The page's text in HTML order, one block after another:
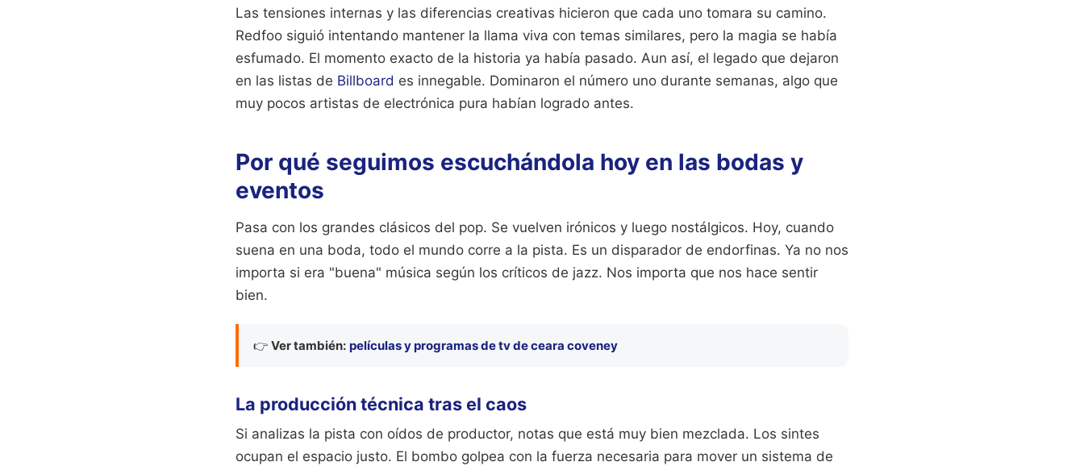
Las tensiones internas y las diferencias creativas hicieron que cada uno tomara su camino.
Redfoo siguió intentando mantener la llama viva con temas similares, pero la magia se había
esfumado. El momento exacto de la historia ya había pasado. Aun así, el legado que dejaron
en las listas de Billboard es innegable. Dominaron el número uno durante semanas, algo que
muy pocos artistas de electrónica pura habían logrado antes.
Por qué seguimos escuchándola hoy en las bodas y
eventos
Pasa con los grandes clásicos del pop. Se vuelven irónicos y luego nostálgicos. Hoy, cuando
suena en una boda, todo el mundo corre a la pista. Es un disparador de endorfinas. Ya no nos
importa si era "buena" música según los críticos de jazz. Nos importa que nos hace sentir
bien.
👉 Ver también: películas y programas de tv de ceara coveney
La producción técnica tras el caos
Si analizas la pista con oídos de productor, notas que está muy bien mezclada. Los sintes
ocupan el espacio justo. El bombo golpea con la fuerza necesaria para mover un sistema de